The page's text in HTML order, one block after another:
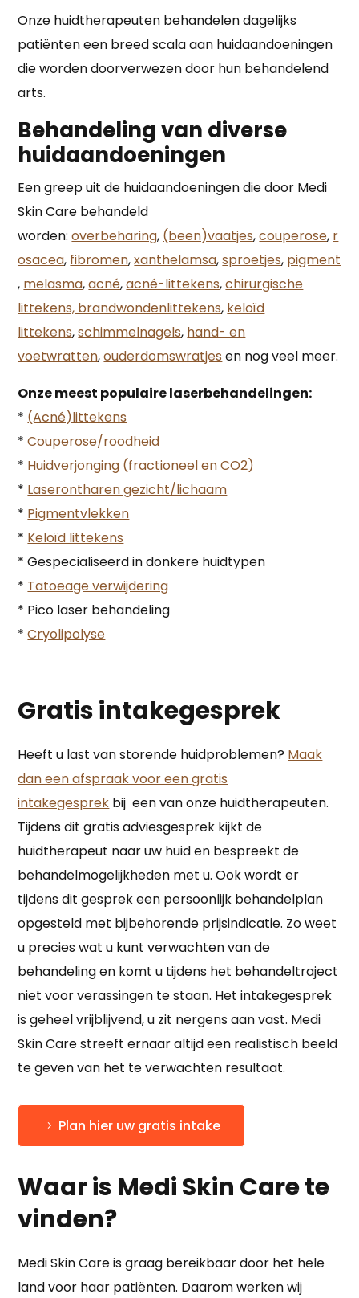
Onze huidtherapeuten behandelen dagelijks
patiënten een breed scala aan huidaandoeningen
die worden doorverwezen door hun behandelend
arts.
Behandeling van diverse
huidaandoeningen
Een greep uit de huidaandoeningen die door Medi
Skin Care behandeld
worden: overbeharing, (been)vaatjes,couperose, r
osacea, fibromen,xanthelamsa,sproetjes, pigment
, melasma,acné,acné-littekens,chirurgische
littekens, brandwondenlittekens, keloïd
littekens,schimmelnagels, hand- en
voetwratten,ouderdomswratjes en nog veel meer.
Onze meest populaire laserbehandelingen:
* (Acné)littekens
*Couperose/roodheid
* Huidverjonging (fractioneel en CO2)
* Laserontharen gezicht/lichaam
* Pigmentvlekken
* Keloïd littekens
* Gespecialiseerd in donkere huidtypen
* Tatoeage verwijdering
* Pico laser behandeling
*Cryolipolyse
Gratis intakegesprek
Heeft u last van storende huidproblemen? Maak
dan een afspraak voor een gratis
intakegesprek bij een van onze huidtherapeuten.
Tijdens dit gratis adviesgesprek kijkt de
huidtherapeut naar uw huid en bespreekt de
behandelmogelijkheden met u. Ook wordt er
tijdens dit gesprek een persoonlijk behandelplan
opgesteld met bijbehorende prijsindicatie. Zo weet
u precies wat u kunt verwachten van de
behandeling en komt u tijdens het behandeltraject
niet voor verassingen te staan. Het intakegesprek
is geheel vrijblijvend, u zit nergens aan vast. Medi
Skin Care streeft ernaar altijd een realistisch beeld
te geven van het te verwachten resultaat.
Plan hier uw gratis intake
Waar is Medi Skin Care te
vinden?
Medi Skin Care is graag bereikbaar door het hele
land voor haar patiënten. Daarom werken wij